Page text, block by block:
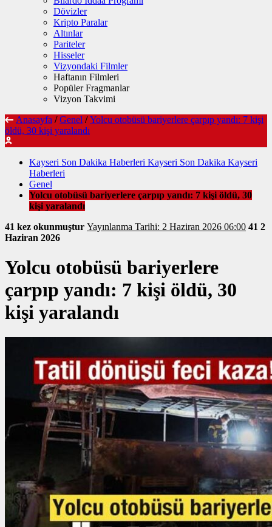
Dövizler
Kripto Paralar
Altınlar
Pariteler
Hisseler
Vizyondaki Filmler
Haftanın Filmleri
Popüler Fragmanlar
Vizyon Takvimi
Anasayfa / Genel / Yolcu otobüsü bariyerlere çarpıp yandı: 7 kişi
öldü, 30 kişi yaralandı
Kayseri Son Dakika Haberleri Kayseri Son Dakika Kayseri
Haberleri
Genel
Yolcu otobüsü bariyerlere çarpıp yandı: 7 kişi öldü, 30
kişi yaralandı
41 kez okunmuştur
Yayınlanma Tarihi: 2 Haziran 2026 06:00 41 2
Haziran 2026
Yolcu otobüsü bariyerlere
çarpıp yandı: 7 kişi öldü, 30
kişi yaralandı